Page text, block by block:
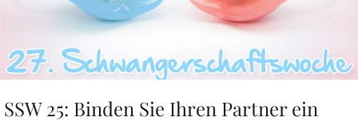
SSW 25: Binden Sie Ihren Partner ein